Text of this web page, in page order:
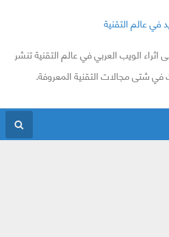
في عالم التقنية
الويب العربي في عالم التقنية تنشر
في شتى مجالات التقنية المعروفة.